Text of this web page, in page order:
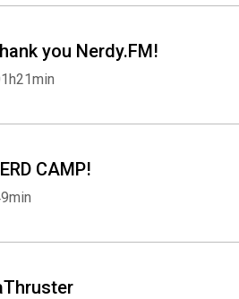
you Nerdy.FM!
CAMP!